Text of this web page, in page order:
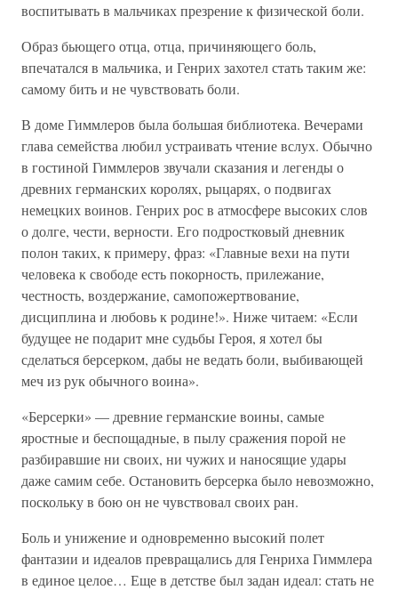
воспитывать в мальчиках презрение к физической боли.
Образ бьющего отца, отца, причиняющего боль,
впечатался в мальчика, и Генрих захотел стать таким же:
самому бить и не чувствовать боли.
В доме Гиммлеров была большая библиотека. Вечерами
глава семейства любил устраивать чтение вслух. Обычно
в гостиной Гиммлеров звучали сказания и легенды о
древних германских королях, рыцарях, о подвигах
немецких воинов. Генрих рос в атмосфере высоких слов
о долге, чести, верности. Его подростковый дневник
полон таких, к примеру, фраз: «Главные вехи на пути
человека к свободе есть покорность, прилежание,
честность, воздержание, самопожертвование,
дисциплина и любовь к родине!». Ниже читаем: «Если
будущее не подарит мне судьбы Героя, я хотел бы
сделаться берсерком, дабы не ведать боли, выбивающей
меч из рук обычного воина».
«Берсерки» — древние германские воины, самые
яростные и беспощадные, в пылу сражения порой не
разбиравшие ни своих, ни чужих и наносящие удары
даже самим себе. Остановить берсерка было невозможно,
поскольку в бою он не чувствовал своих ран.
Боль и унижение и одновременно высокий полет
фантазии и идеалов превращались для Генриха Гиммлера
в единое целое… Еще в детстве был задан идеал: стать не